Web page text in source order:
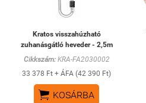
Kratos visszahúzható
zuhanásgátló heveder - 2,5m
Cikkszám:KRA-FA2030002
33 378 Ft + ÁFA (42 390 Ft)
 KOSÁRBA